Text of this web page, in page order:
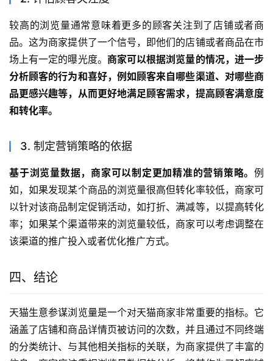
较高的浏览量通常意味着更多的顾客关注到了店铺或者商
品。这为商家提供了一个信号，即他们的店铺或者商品在市
场上有一定的曝光度。 商家可以根据浏览量的情况，进一步
分析顾客的行为和喜好，例如顾客来自哪些渠道、对哪些商
品更感兴趣等，从而更好地满足顾客需求，提高顾客满意度
和转化率。
3. 制定营销策略的依据
基于浏览量数据，商家可以制定更加精准的营销策略。 例
如，如果发现某个商品的浏览量很高但转化率较低，商家可
以针对该商品制定促销活动，如打折、满减等，以提高转化
率；如果某个渠道带来的浏览量较低，商家可以考虑调整在
该渠道的推广投入或者优化推广方式。
四、结论
天猫生意参谋浏览量是一个对天猫商家非常重要的指标。它
涵盖了店铺和商品详情页被访问的次数，并且通过不同终端
的分类统计、与其他相关指标的关联，为商家提供了丰富的